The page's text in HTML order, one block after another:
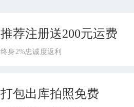
推荐注册送200元运费
终身2%忠诚度返利
打包出库拍照免费